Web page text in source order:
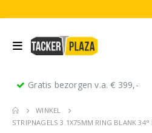
Gratis bezorgen v.a. € 399,-
WINKEL
STRIPNAGELS 3.1X75MM RING BLANK